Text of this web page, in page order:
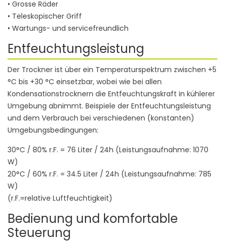
• Grosse Räder
• Teleskopischer Griff
• Wartungs- und servicefreundlich
Entfeuchtungsleistung
Der Trockner ist über ein Temperaturspektrum zwischen +5
°C bis +30 °C einsetzbar, wobei wie bei allen
Kondensationstrocknern die Entfeuchtungskraft in kühlerer
Umgebung abnimmt. Beispiele der Entfeuchtungsleistung
und dem Verbrauch bei verschiedenen (konstanten)
Umgebungsbedingungen:
30°C / 80% r.F. = 76 Liter / 24h (Leistungsaufnahme: 1070
W)
20°C / 60% r.F. = 34.5 Liter / 24h (Leistungsaufnahme: 785
W)
(r.F.=relative Luftfeuchtigkeit)
Bedienung und komfortable
Steuerung